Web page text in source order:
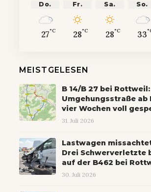
Do.
27°C
Fr.
28°C
Sa.
28°C
So.
33
MEISTGELESEN
B 14/B 27 bei Rottweil:
Umgehungsstraße ab
vier Wochen voll
31. Juli 2026
Lastwagen
Drei Schwerverletzte
auf der B462 bei
30. Juli 2026